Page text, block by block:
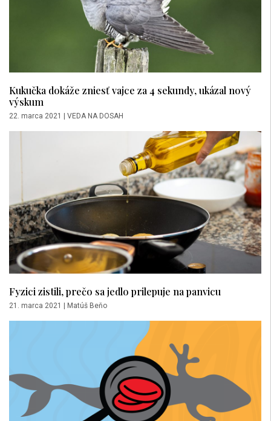
Kukučka dokáže zniesť vajce za 4 sekundy, ukázal nový
výskum
22. marca 2021 VEDA NA DOSAH
Fyzici zistili, prečo sa jedlo prilepuje na panvicu
21. marca 2021 Matúš Beňo